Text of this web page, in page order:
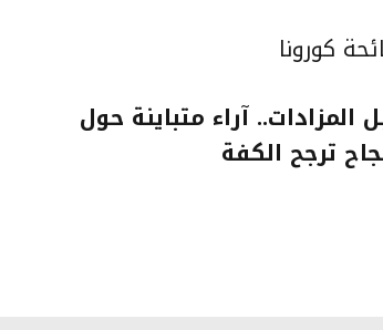
كورونا
آراء متباينة حول
ترجح الكفة